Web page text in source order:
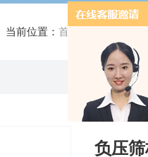
当前位置：首页
负压